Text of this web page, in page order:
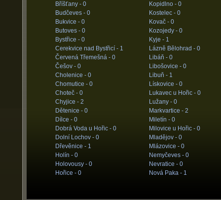
Bříšťany - 0
Budčeves - 0
Bukvice - 0
Butoves - 0
Bystřice - 0
Cerekvice nad Bystřicí - 1
Červená Třemešná - 0
Češov - 0
Cholenice - 0
Chomutice - 0
Choteč - 0
Chyjice - 2
Dětenice - 0
Dílce - 0
Dobrá Voda u Hořic - 0
Dolní Lochov - 0
Dřevěnice - 1
Holín - 0
Holovousy - 0
Hořice - 0
Kopidlno - 0
Kostelec - 0
Kovač - 0
Kozojedy - 0
Kyje - 1
Lázně Bělohrad - 0
Libáň - 0
Libošovice - 0
Libuň - 1
Lískovice - 0
Lukavec u Hořic - 0
Lužany - 0
Markvartice - 2
Miletín - 0
Milovice u Hořic - 0
Mladějov - 0
Mlázovice - 0
Nemyčeves - 0
Nevratice - 0
Nová Paka - 1